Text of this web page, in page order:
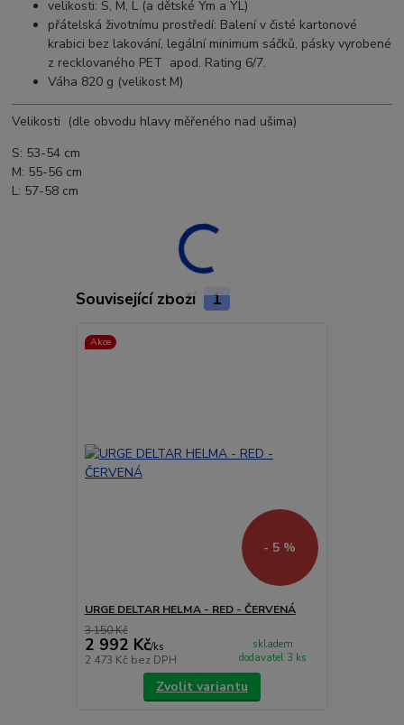
velikosti: S, M, L (a dětské Ym a YL)
přátelská životnímu prostředí: Balení v čisté kartonové
krabici bez lakování, legální minimum sáčků, pásky vyrobené
z recklovaného PET apod. Rating 6/7.
Váha 820 g (velikost M)
Velikosti (dle obvodu hlavy měřeného nad ušima)
S: 53-54 cm
M: 55-56 cm
L: 57-58 cm
Související zboží 1
Akce
- 5 %
URGE DELTAR HELMA - RED - ČERVENÁ
3 150 Kč
2 992 Kč/ks
2 473 Kč bez DPH
skladem
dodavatel 3 ks
Zvolit variantu